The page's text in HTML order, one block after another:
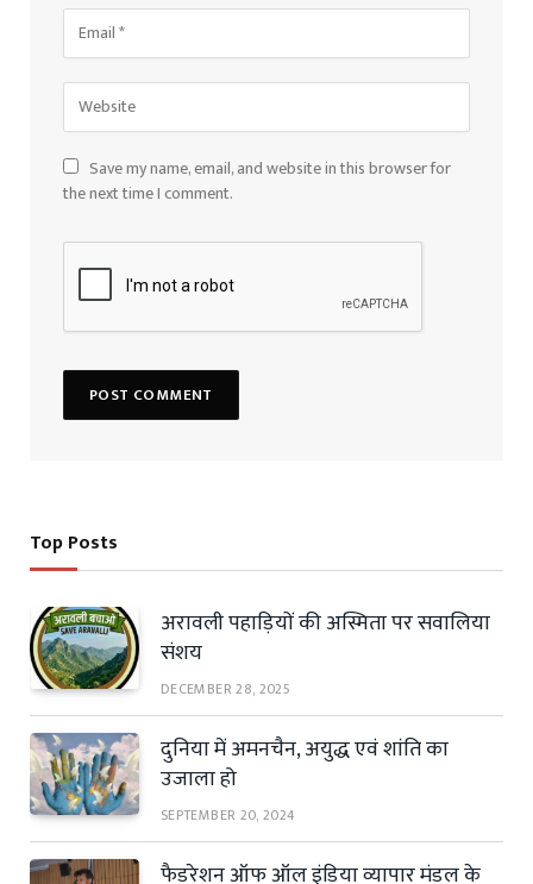
Save my name, email, and website in this browser for
the next time I comment.
Top Posts
अरावली पहाड़ियों की अस्मिता पर सवालिया
संशय
DECEMBER 28, 2025
दुनिया में अमनचैन, अयुद्ध एवं शांति का
उजाला हो
SEPTEMBER 20, 2024
फैडरेशन ऑफ ऑल इंडिया व्यापार मंडल के